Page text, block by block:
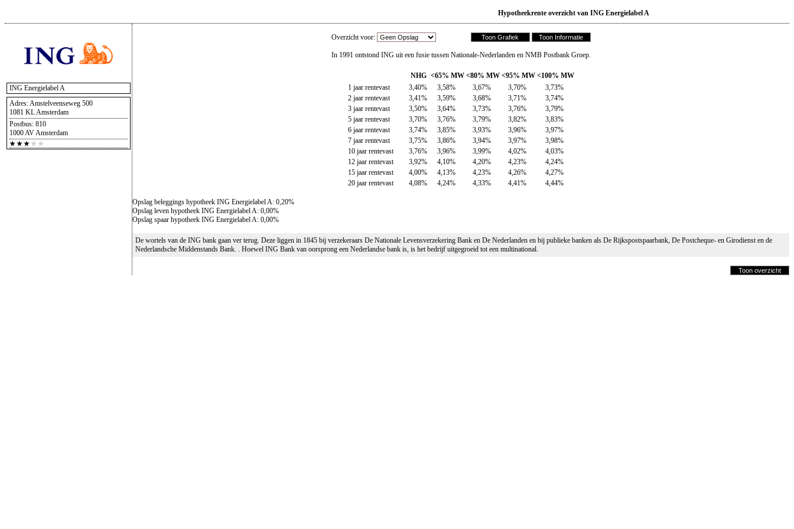
Hypotheekrente overzicht van ING Energielabel A
ING Energielabel A
Adres: Amstelveenseweg 500
1081 KL Amsterdam
Postbus: 810
1000 AV Amsterdam
Overzicht voor:
In 1991 ontstond ING uit een fusie tussen Nationale-Nederlanden en NMB Postbank Groep.
NHG <65% MW <80% MW <95% MW <100% MW
1 jaar rentevast
3,40% 3,58% 3,67% 3,70%
3,73%
2 jaar rentevast
3,41% 3,59% 3,68% 3,71%
3,74%
3 jaar rentevast
3,50% 3,64% 3,73% 3,76%
3,79%
5 jaar rentevast
3,70% 3,76% 3,79% 3,82%
3,83%
6 jaar rentevast
3,74% 3,85% 3,93% 3,96%
3,97%
7 jaar rentevast
3,75% 3,86% 3,94% 3,97%
3,98%
10 jaar rentevast
3,76% 3,96% 3,99% 4,02%
4,03%
12 jaar rentevast
3,92% 4,10% 4,20% 4,23%
4,24%
15 jaar rentevast
4,00% 4,13% 4,23% 4,26%
4,27%
20 jaar rentevast
4,08% 4,24% 4,33% 4,41% 4,44%
Opslag beleggings hypotheek ING Energielabel A: 0,20%
Opslag leven hypotheek ING Energielabel A: 0,00%
Opslag spaar hypotheek ING Energielabel A: 0,00%
De wortels van de ING bank gaan ver terug. Deze liggen in 1845 bij verzekeraars De Nationale Levensverzekering Bank en De Nederlanden en bij publieke banken als De Rijkspostspaarbank, De Postcheque- en Girodienst en de
Nederlandsche Middenstands Bank. . Hoewel ING Bank van oorsprong een Nederlandse bank is, is het bedrijf uitgegroeid tot een multinational.